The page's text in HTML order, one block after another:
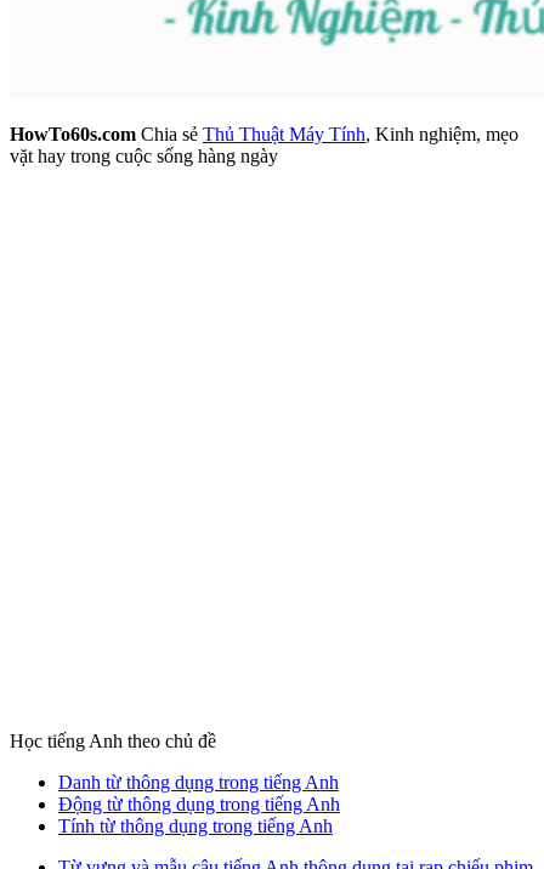
HowTo60s.com Chia sẻ Thủ Thuật Máy Tính, Kinh nghiệm, mẹo
vặt hay trong cuộc sống hàng ngày
Học tiếng Anh theo chủ đề
Danh từ thông dụng trong tiếng Anh
Động từ thông dụng trong tiếng Anh
Tính từ thông dụng trong tiếng Anh